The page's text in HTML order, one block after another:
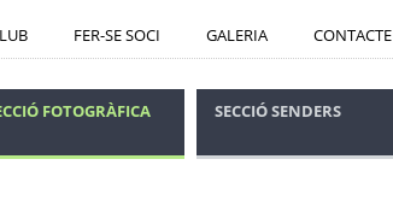
FER-SE SOCI GALERIA CONTACTE
FOTOGRÀFICA SECCIÓ SENDERS